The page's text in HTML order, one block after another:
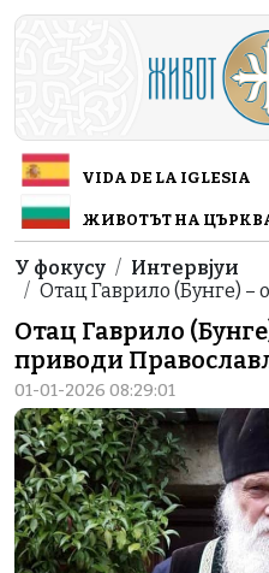
Skip to main content
VIDA DE LA IGLESIA
ЖИВОТЪТ НА
Breadcrumb
У фокусу
Интервјуи
Отац Гаврило (Бунге) –
Отац Гаврило
приводи
01-01-2026 08:29:01